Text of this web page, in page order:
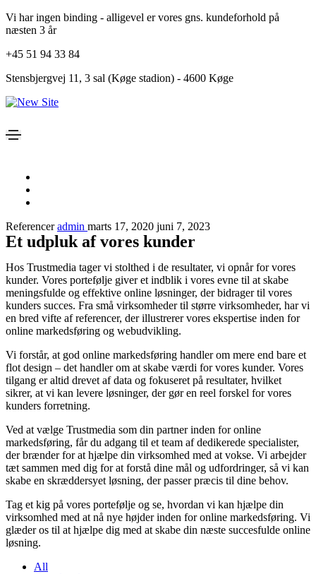
Vi har ingen binding - alligevel er vores gns. kundeforhold på
næsten 3 år
+45 51 94 33 84
Stensbjergvej 11, 3 sal (Køge stadion) - 4600 Køge
Referenceradmin marts 17, 2020 juni 7, 2023
Et udpluk af vores kunder
Hos Trustmedia tager vi stolthed i de resultater, vi opnår for vores
kunder. Vores portefølje giver et indblik i vores evne til at skabe
meningsfulde og effektive online løsninger, der bidrager til vores
kunders succes. Fra små virksomheder til større virksomheder, har vi
en bred vifte af referencer, der illustrerer vores ekspertise inden for
online markedsføring og webudvikling.
Vi forstår, at god online markedsføring handler om mere end bare et
flot design – det handler om at skabe værdi for vores kunder. Vores
tilgang er altid drevet af data og fokuseret på resultater, hvilket
sikrer, at vi kan levere løsninger, der gør en reel forskel for vores
kunders forretning.
Ved at vælge Trustmedia som din partner inden for online
markedsføring, får du adgang til et team af dedikerede specialister,
der brænder for at hjælpe din virksomhed med at vokse. Vi arbejder
tæt sammen med dig for at forstå dine mål og udfordringer, så vi kan
skabe en skræddersyet løsning, der passer præcis til dine behov.
Tag et kig på vores portefølje og se, hvordan vi kan hjælpe din
virksomhed med at nå nye højder inden for online markedsføring. Vi
glæder os til at hjælpe dig med at skabe din næste succesfulde online
løsning.
All